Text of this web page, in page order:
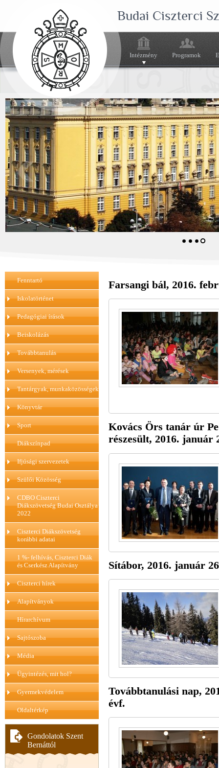
Budai Ciszterci
Intézmény Programok
Fenntartó
Iskolatörténet
Pedagógiai írások
Beiskolázás
Továbbtanulás
Versenyek, mérések
Tantárgyak, munkaközösségek
Könyvtár
Sport
Diákszínpad
Ifjúsági szervezetek
Szülői Közösség
CDBO Ciszterci
Diákszövetség Budai Osztálya
2022
Ciszterci Diákszövetség
korábbi adatai
1 %- felhívás, Ciszterci Diák
és Cserkész Alapítvány
Ciszterci hírek
Alapítványok
Hírarchívum
Sajtószoba
Média
Ügyintézés, mit hol?
Gyermekvédelem
Oldaltérkép
Gondolatok Szent
Bernáttól
Farsangi bál, 2016.
Kovács Örs tanár úr
részesült, 2016. január
Sítábor, 2016. január
Továbbtanulási nap,
évf.